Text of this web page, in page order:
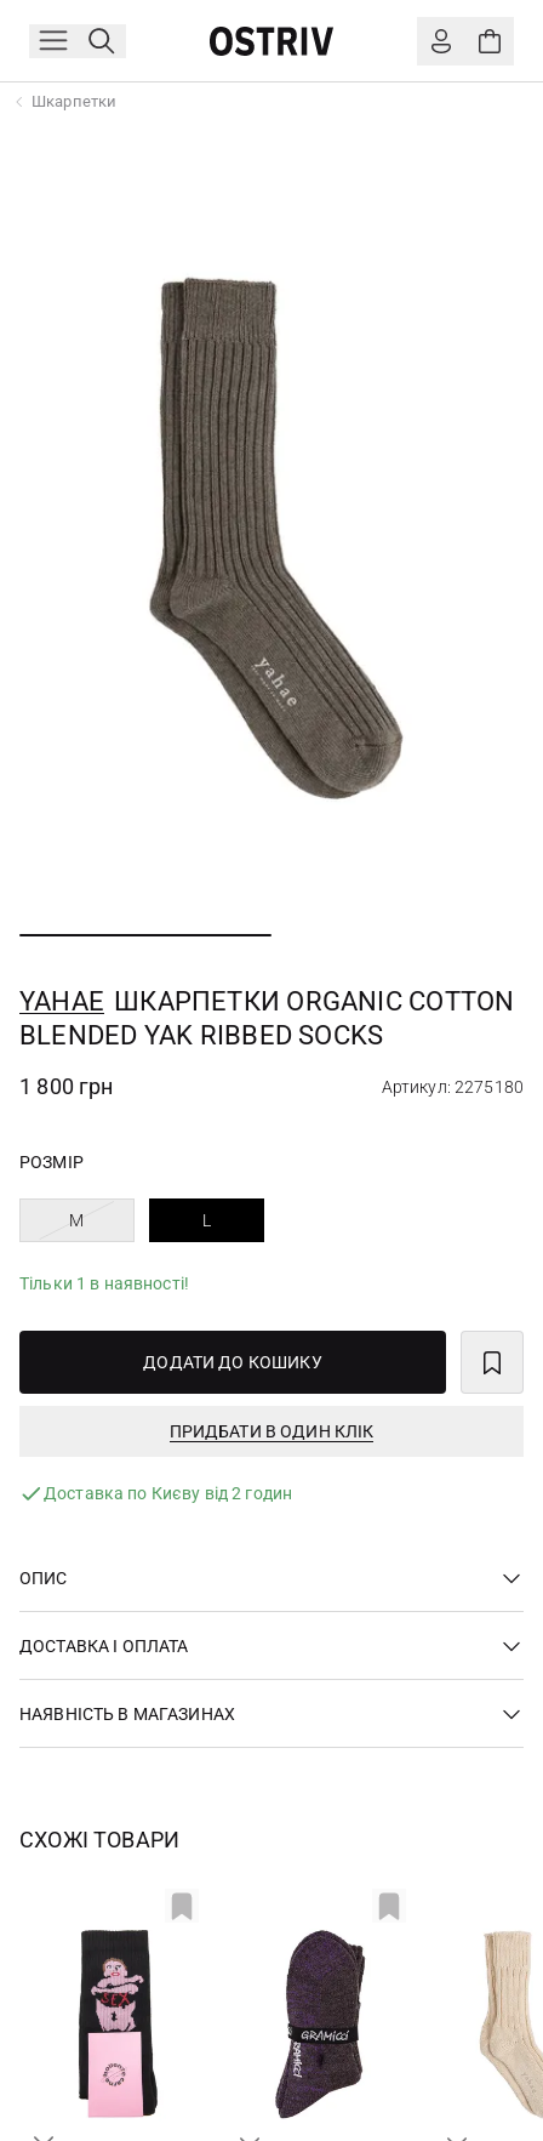
Шкарпетки
YAHAE ШКАРПЕТКИ ORGANIC COTTON
BLENDED YAK RIBBED SOCKS
1 800 грн Артикул: 2275180
РОЗМІР
M L
Тільки 1 в наявності!
ДОДАТИ ДО КОШИКУ
ПРИДБАТИ В ОДИН КЛІК
Доставка по Києву від 2 годин
ОПИС
ДОСТАВКА І ОПЛАТА
НАЯВНІСТЬ В МАГАЗИНАХ
СХОЖІ ТОВАРИ